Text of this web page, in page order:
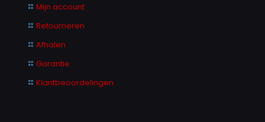
Mijn account
Retourneren
Afhalen
Garantie
Klantbeoordelingen